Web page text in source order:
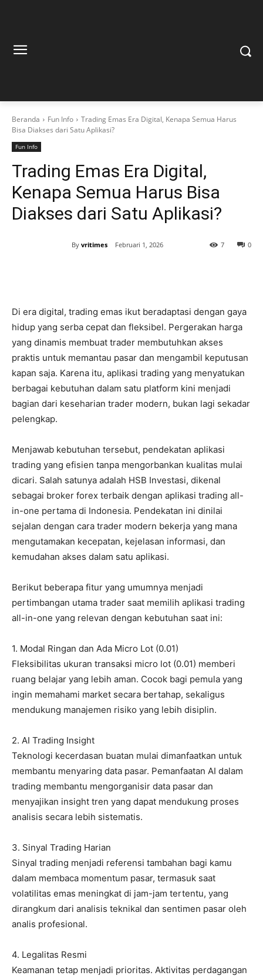
Beranda Fun Info
Trading Emas Era Digital, Kenapa Semua Harus
Bisa Diakses dari Satu Aplikasi?
Fun Info
Trading Emas Era Digital,
Kenapa Semua Harus Bisa
Diakses dari Satu Aplikasi?
By vritimes Februari 1, 2026 0
7
Di era digital, trading emas ikut beradaptasi dengan gaya
hidup yang serba cepat dan fleksibel. Pergerakan harga
yang dinamis membuat trader membutuhkan akses
praktis untuk memantau pasar dan mengambil keputusan
kapan saja. Karena itu, aplikasi trading yang menyatukan
berbagai kebutuhan dalam satu platform kini menjadi
bagian dari keseharian trader modern, bukan lagi sekadar
pelengkap.
Menjawab kebutuhan tersebut, pendekatan aplikasi
trading yang efisien tanpa mengorbankan kualitas mulai
dicari. Salah satunya adalah HSB Investasi, dikenal
sebagai broker forex terbaik dengan aplikasi trading all-
in-one pertama di Indonesia. Pendekatan ini dinilai
sejalan dengan cara trader modern bekerja yang mana
mengutamakan kecepatan, kejelasan informasi, dan
kemudahan akses dalam satu aplikasi.
Berikut beberapa fitur yang umumnya menjadi
pertimbangan utama trader saat memilih aplikasi trading
all-in-one yang relevan dengan kebutuhan saat ini:
1. Modal Ringan dan Ada Micro Lot (0.01)
Fleksibilitas ukuran transaksi micro lot (0.01) memberi
ruang belajar yang lebih aman. Cocok bagi pemula yang
ingin memahami market secara bertahap, sekaligus
mendukung manajemen risiko yang lebih disiplin.
2. AI Trading Insight
Teknologi kecerdasan buatan mulai dimanfaatkan untuk
membantu menyaring data pasar. Pemanfaatan AI dalam
trading membantu mengorganisir data pasar dan
menyajikan insight tren yang dapat mendukung proses
analisis secara lebih sistematis.
3. Sinyal Trading Harian
Sinyal trading menjadi referensi tambahan bagi kamu
dalam membaca momentum pasar, termasuk saat
volatilitas emas meningkat di jam-jam tertentu, yang
dirangkum dari analisis teknikal dan sentimen pasar oleh
analis profesional.
4. Legalitas Resmi
Keamanan tetap menjadi prioritas. Aktivitas perdagangan